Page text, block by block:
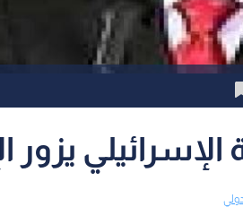
الإسرائيلي يزور